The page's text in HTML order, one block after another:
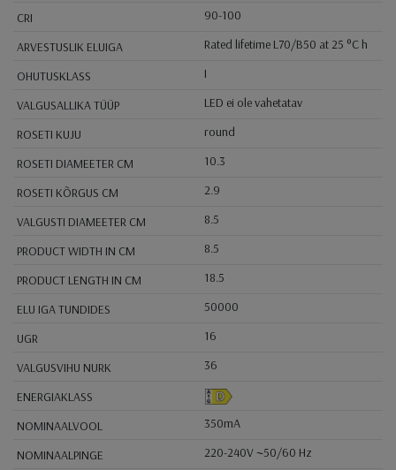
CRI
90-100
ARVESTUSLIK ELUIGA
Rated lifetime L70/B50 at 25 °C h
OHUTUSKLASS
I
VALGUSALLIKA TÜÜP
LED ei ole vahetatav
ROSETI KUJU
round
ROSETI DIAMEETER CM
10.3
ROSETI KÕRGUS CM
2.9
VALGUSTI DIAMEETER CM
8.5
PRODUCT WIDTH IN CM
8.5
PRODUCT LENGTH IN CM
18.5
ELU IGA TUNDIDES
50000
UGR
16
VALGUSVIHU NURK
36
ENERGIAKLASS
NOMINAALVOOL
350mA
NOMINAALPINGE
220-240V ~50/60 Hz